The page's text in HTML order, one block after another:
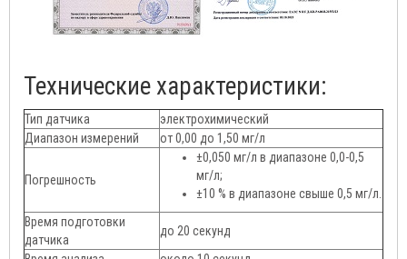
Технические характеристики:
Тип датчика
электрохимический
Диапазон измерений
от 0,00 до 1,50 мг/л
Погрешность
±0,050 мг/л в диапазоне 0,0-0,5
мг/л;
±10 % в диапазоне свыше 0,5 мг/л.
Время подготовки
датчика
до 20 секунд